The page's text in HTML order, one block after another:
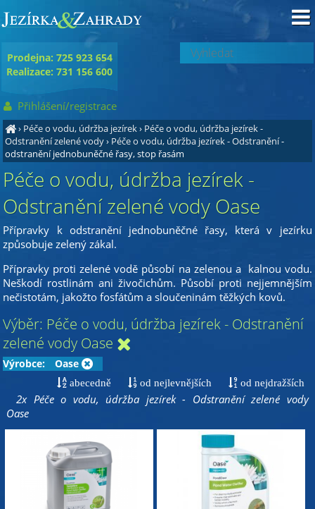
› Péče o vodu, údržba jezírek› Péče o vodu, údržba jezírek -
Odstranění zelené vody› Péče o vodu, údržba jezírek - Odstranění-
odstranění jednobuněčné řasy, stop řasám
Péče o vodu, údržba jezírek -
Odstranění zelené vody Oase
Přípravky k odstranění jednobuněčné řasy, která v jezírku
způsobuje zelený zákal.
Přípravky proti zelené vodě působí na zelenou a kalnou vodu.
Neškodí rostlinám ani živočichům. Působí proti nejjemnějším
nečistotám, jakožto fosfátům a sloučeninám těžkých kovů.
Výběr: Péče o vodu, údržba jezírek - Odstranění
zelené vody Oase
Výrobce: Oase
abecedně od nejlevnějších od nejdražších
2x Péče o vodu, údržba jezírek - Odstranění zelené vody
Oase
Prodejna: 725 923 654
Realizace: 731 156 600
Přihlášení/registrace